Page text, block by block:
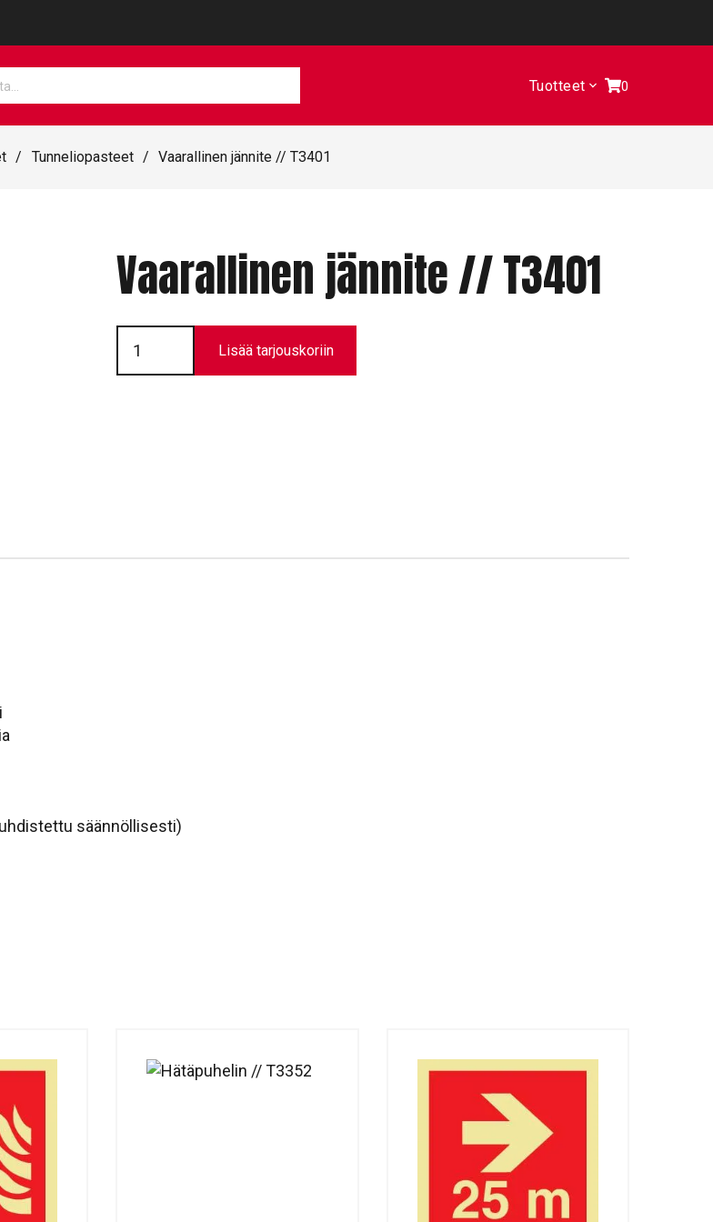
Tuotteet 0
/ Tunneliopasteet / Vaarallinen jännite // T3401
Vaarallinen jännite // T3401
Vaarallinen
jännite
T3401
Lisää tarjouskoriin
säännöllisesti)